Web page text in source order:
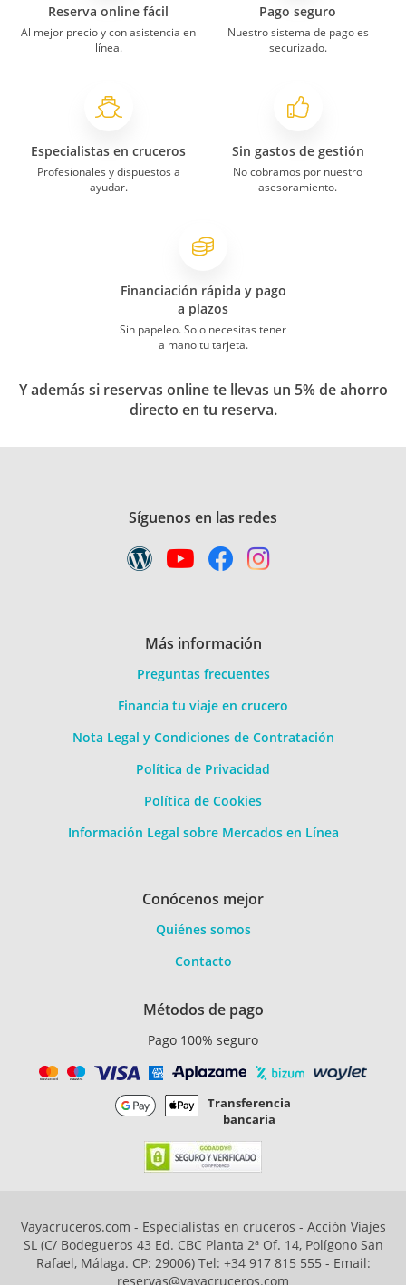
Reserva online fácil
Al mejor precio y con asistencia en
línea.
Pago seguro
Nuestro sistema de pago es
securizado.
Especialistas en cruceros
Profesionales y dispuestos a
ayudar.
Sin gastos de gestión
No cobramos por nuestro
asesoramiento.
Financiación rápida y pago
a plazos
Sin papeleo. Solo necesitas tener
a mano tu tarjeta.
Y además si reservas online te llevas un 5% de ahorro
directo en tu reserva.
Síguenos en las redes
Más información
Preguntas frecuentes
Financia tu viaje en crucero
Nota Legal y Condiciones de Contratación
Política de Privacidad
Política de Cookies
Información Legal sobre Mercados en Línea
Conócenos mejor
Quiénes somos
Contacto
Métodos de pago
Pago 100% seguro
Transferencia
bancaria
Vayacruceros.com - Especialistas en cruceros - Acción Viajes
SL (C/ Bodegueros 43 Ed. CBC Planta 2ª Of. 14, Polígono San
Rafael, Málaga. CP: 29006) Tel: +34 917 815 555 - Email:
reservas@vayacruceros.com